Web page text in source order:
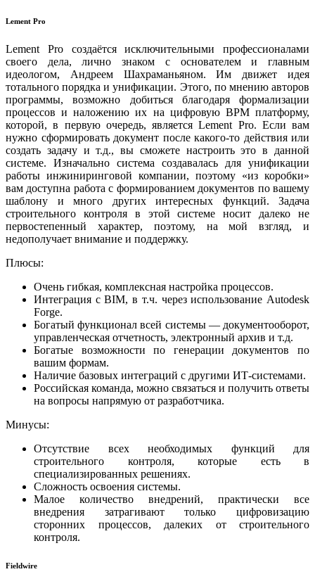
Lement Pro
Lement Pro создаётся исключительными профессионалами
своего дела, лично знаком с основателем и главным
идеологом, Андреем Шахраманьяном. Им движет идея
тотального порядка и унификации. Этого, по мнению авторов
программы, возможно добиться благодаря формализации
процессов и наложению их на цифровую BPM платформу,
которой, в первую очередь, является Lement Pro. Если вам
нужно сформировать документ после какого-то действия или
создать задачу и т.д., вы сможете настроить это в данной
системе. Изначально система создавалась для унификации
работы инжиниринговой компании, поэтому «из коробки»
вам доступна работа с формированием документов по вашему
шаблону и много других интересных функций. Задача
строительного контроля в этой системе носит далеко не
первостепенный характер, поэтому, на мой взгляд, и
недополучает внимание и поддержку.
Плюсы:
Очень гибкая, комплексная настройка процессов.
Интеграция с BIM, в т.ч. через использование Autodesk
Forge.
Богатый функционал всей системы — документооборот,
управленческая отчетность, электронный архив и т.д.
Богатые возможности по генерации документов по
вашим формам.
Наличие базовых интеграций с другими ИТ-системами.
Российская команда, можно связаться и получить ответы
на вопросы напрямую от разработчика.
Минусы:
Отсутствие всех необходимых функций для
строительного контроля, которые есть в
специализированных решениях.
Сложность освоения системы.
Малое количество внедрений, практически все
внедрения затрагивают только цифровизацию
сторонних процессов, далеких от строительного
контроля.
Fieldwire